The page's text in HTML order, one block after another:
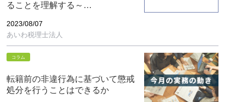
ることを理解する～
2023.8］
2023/08/07
あいわ税理士法人
コラム
転籍前の非違行為に基づいて懲戒
処分を行うことはできるか